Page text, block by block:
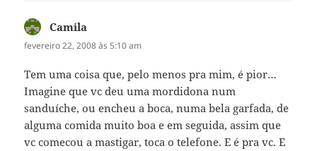
Camila
fevereiro 22, 2008 às 5:10 am
Tem uma coisa que, pelo menos pra mim, é pior…
Imagine que vc deu uma mordidona num
sanduíche, ou encheu a boca, numa bela garfada, de
alguma comida muito boa e em seguida, assim que
vc comecou a mastigar, toca o telefone. E é pra vc. E